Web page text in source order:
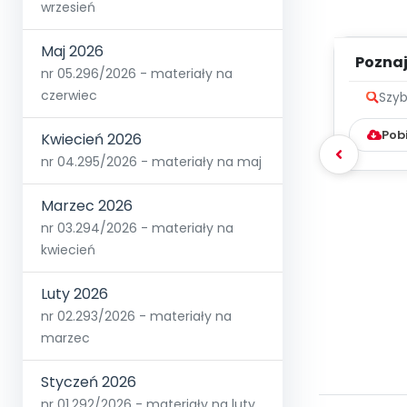
wrzesień
Maj 2026
nr 05.296/2026 - materiały na
czerwiec
Kwiecień 2026
nr 04.295/2026 - materiały na maj
Marzec 2026
nr 03.294/2026 - materiały na
kwiecień
Luty 2026
nr 02.293/2026 - materiały na
marzec
Styczeń 2026